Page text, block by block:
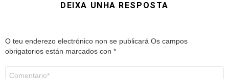
DEIXA UNHA RESPOSTA
O teu enderezo electrónico non se publicará Os campos
obrigatorios están marcados con *